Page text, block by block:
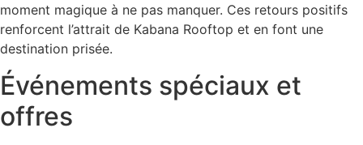
moment magique à ne pas manquer. Ces retours positifs
renforcent l’attrait de Kabana Rooftop et en font une
destination prisée.
Événements spéciaux et
offres